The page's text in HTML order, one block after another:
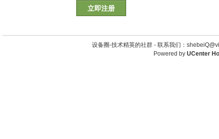
立即注册
设备圈-技术精英的社群 - 联系我们：
Powered by UCenter